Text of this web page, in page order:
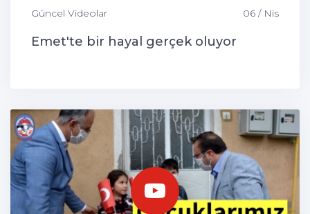
Güncel Videolar 06 / Nis
Emet'te bir hayal gerçek oluyor